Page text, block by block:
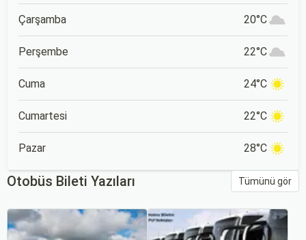
Çarşamba 20°C
Perşembe 22°C
Cuma 24°C
Cumartesi 22°C
Pazar 28°C
Otobüs Bileti Yazıları Tümünü gör